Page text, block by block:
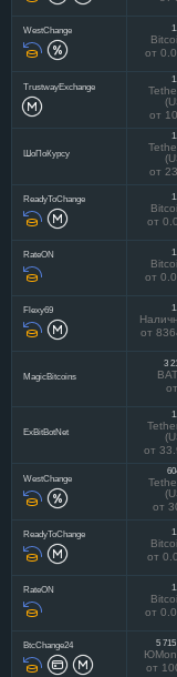
WestChange
от
TrustwayExchange
от
ШоПоКурсу
от
ReadyToChange
от
RateON
от
Flexy69
от
MagicBitcoins
3
ExBitBotNet
от
WestChange
от
ReadyToChange
от
RateON
от
BtcChange24 5
от